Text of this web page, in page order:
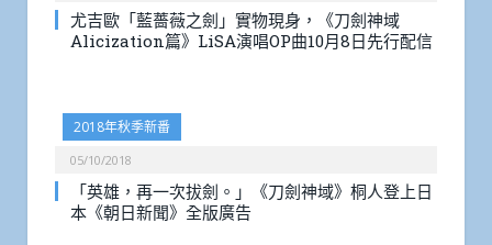
尤吉歐「藍薔薇之劍」實物現身，《刀劍神域
Alicization篇》LiSA演唱OP曲10月8日先行配信
2018年秋季新番
05/10/2018
「英雄，再一次拔劍。」《刀劍神域》桐人登上日
本《朝日新聞》全版廣告